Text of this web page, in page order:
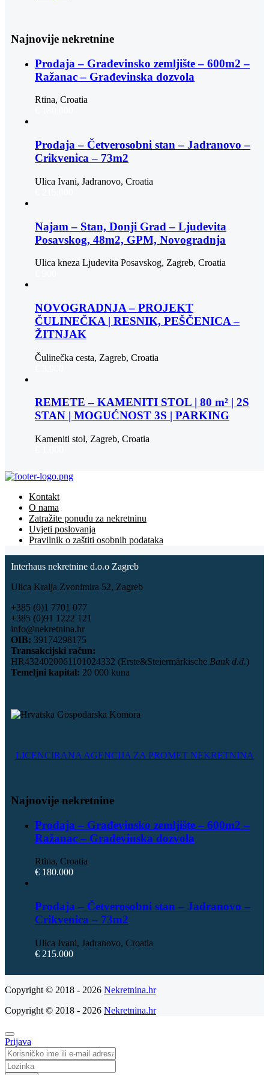
Najnovije nekretnine
Prodaja – Građevinsko zemljište – 600m2 –
Ražanac – Građevinska dozvola
Rtina, Croatia
Prodaja – Četverosobni stan – Jadranovo –
Crikvenica – 73m2
Ulica Ivani, Jadranovo, Croatia
Najam – Stan, Donji Grad – Ljudevita
Posavskog, 48m2, GPM, Novogradnja
Ulica kneza Ljudevita Posavskog, Zagreb, Croatia
NOVOGRADNJA – PROJEKT
ČULINEČKA | RESNIK, PEŠČENICA –
ŽITNJAK
Čulinečka cesta, Zagreb, Croatia
REMETE – KAMENITI STOL | 80 m² | 2S
STAN | MOGUĆNOST 3S | PARKING
Kameniti stol, Zagreb, Croatia
Kontakt
O nama
Zatražite ponudu za nekretninu
Uvjeti poslovanja
Pravilnik o zaštiti osobnih podataka
Interhaus nekretnine d.o.o Zagreb
Ulica Kralja Zvonimira 52, Zagreb
+385 (0)1 7701 077
+385 (0)91 1222 121
info@nekretnina.hr
OIB: 39174298175
Transakcijski račun:
HR4324020061101024332 (Erste&Steiermärkische Bank d.d.)
Temeljni kapital: 20 000 kuna
LICENCIRANA AGENCIJA ZA PROMET NEKRETNINA
Najnovije nekretnine
Prodaja – Građevinsko zemljište – 600m2 –
Ražanac – Građevinska dozvola
Rtina, Croatia
€ 180.000
Prodaja – Četverosobni stan – Jadranovo –
Crikvenica – 73m2
Ulica Ivani, Jadranovo, Croatia
€ 215.000
Copyright © 2018 - 2026 Nekretnina.hr
Copyright © 2018 - 2026 Nekretnina.hr
Prijava